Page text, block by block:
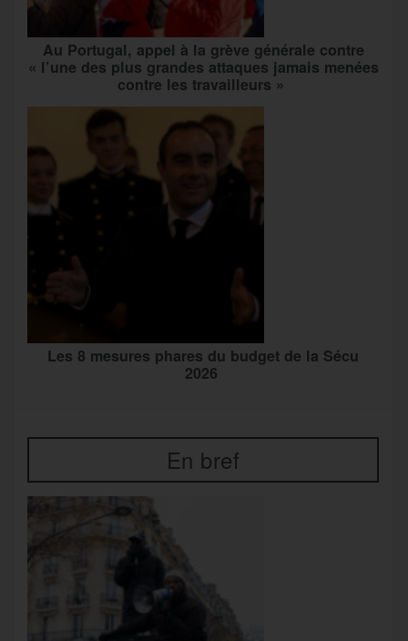
Au Portugal, appel à la grève générale contre
« l’une des plus grandes attaques jamais menées
contre les travailleurs »
Les 8 mesures phares du budget de la Sécu
2026
En bref